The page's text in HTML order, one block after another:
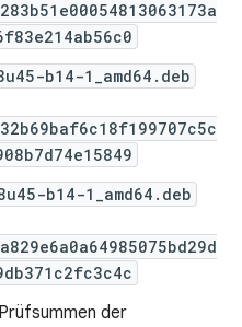
b14-1_amd64.deb
b14-1_amd64.deb
der